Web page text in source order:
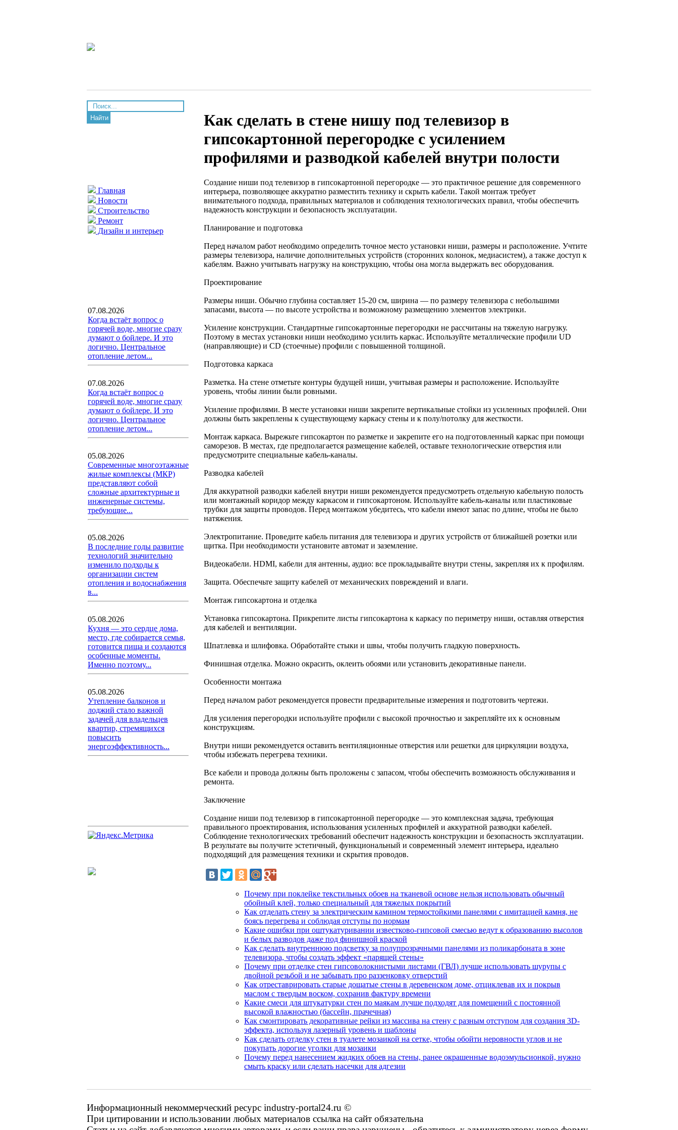
Найти
Главная
Новости
Строительство
Ремонт
Дизайн и интерьер
07.08.2026
Когда встаёт вопрос о
горячей воде, многие сразу
думают о бойлере. И это
логично. Центральное
отопление летом...
07.08.2026
Когда встаёт вопрос о
горячей воде, многие сразу
думают о бойлере. И это
логично. Центральное
отопление летом...
05.08.2026
Современные многоэтажные
жилые комплексы (МКР)
представляют собой
сложные архитектурные и
инженерные системы,
требующие...
05.08.2026
В последние годы развитие
технологий значительно
изменило подходы к
организации систем
отопления и водоснабжения
в...
05.08.2026
Кухня — это сердце дома,
место, где собирается семья,
готовится пища и создаются
особенные моменты.
Именно поэтому...
05.08.2026
Утепление балконов и
лоджий стало важной
задачей для владельцев
квартир, стремящихся
повысить
энергоэффективность...
Как сделать в стене нишу под телевизор в
гипсокартонной перегородке с усилением
профилями и разводкой кабелей внутри полости
Создание ниши под телевизор в гипсокартонной перегородке — это практичное решение для современного
интерьера, позволяющее аккуратно разместить технику и скрыть кабели. Такой монтаж требует
внимательного подхода, правильных материалов и соблюдения технологических правил, чтобы обеспечить
надежность конструкции и безопасность эксплуатации.
Планирование и подготовка
Перед началом работ необходимо определить точное место установки ниши, размеры и расположение. Учтите
размеры телевизора, наличие дополнительных устройств (сторонних колонок, медиасистем), а также доступ к
кабелям. Важно учитывать нагрузку на конструкцию, чтобы она могла выдержать вес оборудования.
Проектирование
Размеры ниши. Обычно глубина составляет 15-20 см, ширина — по размеру телевизора с небольшими
запасами, высота — по высоте устройства и возможному размещению элементов электрики.
Усиление конструкции. Стандартные гипсокартонные перегородки не рассчитаны на тяжелую нагрузку.
Поэтому в местах установки ниши необходимо усилить каркас. Используйте металлические профили UD
(направляющие) и CD (стоечные) профили с повышенной толщиной.
Подготовка каркаса
Разметка. На стене отметьте контуры будущей ниши, учитывая размеры и расположение. Используйте
уровень, чтобы линии были ровными.
Усиление профилями. В месте установки ниши закрепите вертикальные стойки из усиленных профилей. Они
должны быть закреплены к существующему каркасу стены и к полу/потолку для жесткости.
Монтаж каркаса. Вырежьте гипсокартон по разметке и закрепите его на подготовленный каркас при помощи
саморезов. В местах, где предполагается размещение кабелей, оставьте технологические отверстия или
предусмотрите специальные кабель-каналы.
Разводка кабелей
Для аккуратной разводки кабелей внутри ниши рекомендуется предусмотреть отдельную кабельную полость
или монтажный коридор между каркасом и гипсокартоном. Используйте кабель-каналы или пластиковые
трубки для защиты проводов. Перед монтажом убедитесь, что кабели имеют запас по длине, чтобы не было
натяжения.
Электропитание. Проведите кабель питания для телевизора и других устройств от ближайшей розетки или
щитка. При необходимости установите автомат и заземление.
Видеокабели. HDMI, кабели для антенны, аудио: все прокладывайте внутри стены, закрепляя их к профилям.
Защита. Обеспечьте защиту кабелей от механических повреждений и влаги.
Монтаж гипсокартона и отделка
Установка гипсокартона. Прикрепите листы гипсокартона к каркасу по периметру ниши, оставляя отверстия
для кабелей и вентиляции.
Шпатлевка и шлифовка. Обработайте стыки и швы, чтобы получить гладкую поверхность.
Финишная отделка. Можно окрасить, оклеить обоями или установить декоративные панели.
Особенности монтажа
Перед началом работ рекомендуется провести предварительные измерения и подготовить чертежи.
Для усиления перегородки используйте профили с высокой прочностью и закрепляйте их к основным
конструкциям.
Внутри ниши рекомендуется оставить вентиляционные отверстия или решетки для циркуляции воздуха,
чтобы избежать перегрева техники.
Все кабели и провода должны быть проложены с запасом, чтобы обеспечить возможность обслуживания и
ремонта.
Заключение
Создание ниши под телевизор в гипсокартонной перегородке — это комплексная задача, требующая
правильного проектирования, использования усиленных профилей и аккуратной разводки кабелей.
Соблюдение технологических требований обеспечит надежность конструкции и безопасность эксплуатации.
В результате вы получите эстетичный, функциональный и современный элемент интерьера, идеально
подходящий для размещения техники и скрытия проводов.
Почему при поклейке текстильных обоев на тканевой основе нельзя использовать обычный
обойный клей, только специальный для тяжелых покрытий
Как отделать стену за электрическим камином термостойкими панелями с имитацией камня, не
боясь перегрева и соблюдая отступы по нормам
Какие ошибки при оштукатуривании известково-гипсовой смесью ведут к образованию высолов
и белых разводов даже под финишной краской
Как сделать внутреннюю подсветку за полупрозрачными панелями из поликарбоната в зоне
телевизора, чтобы создать эффект «парящей стены»
Почему при отделке стен гипсоволокнистыми листами (ГВЛ) лучше использовать шурупы с
двойной резьбой и не забывать про раззенковку отверстий
Как отреставрировать старые дощатые стены в деревенском доме, отциклевав их и покрыв
маслом с твердым воском, сохранив фактуру времени
Какие смеси для штукатурки стен по маякам лучше подходят для помещений с постоянной
высокой влажностью (бассейн, прачечная)
Как смонтировать декоративные рейки из массива на стену с разным отступом для создания 3D-
эффекта, используя лазерный уровень и шаблоны
Как сделать отделку стен в туалете мозаикой на сетке, чтобы обойти неровности углов и не
покупать дорогие уголки для мозаики
Почему перед нанесением жидких обоев на стены, ранее окрашенные водоэмульсионкой, нужно
смыть краску или сделать насечки для адгезии
Информационный некоммерческий ресурс industry-portal24.ru ©
При цитировании и использовании любых материалов ссылка на сайт обязательна